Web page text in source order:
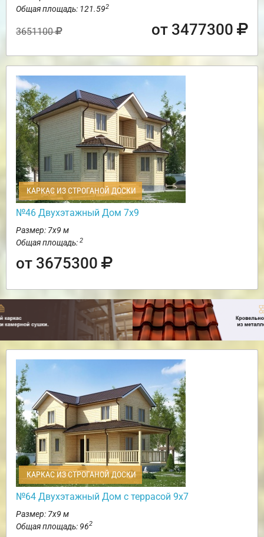
Общая площадь: 121.592
3651100 от 3477300
КАРКАС ИЗ СТРОГАНОЙ ДОСКИ
№46 Двухэтажный Дом 7х9
Размер: 7х9 м
Общая площадь: 2
от 3675300
КАРКАС ИЗ СТРОГАНОЙ ДОСКИ
№64 Двухэтажный Дом с террасой 9х7
Размер: 7х9 м
Общая площадь: 962